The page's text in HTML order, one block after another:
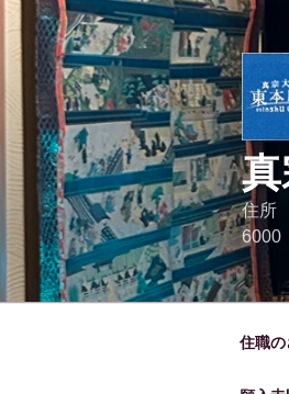
キ
プ
住所
6000
住職